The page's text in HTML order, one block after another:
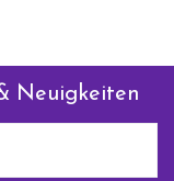
Neuigkeiten